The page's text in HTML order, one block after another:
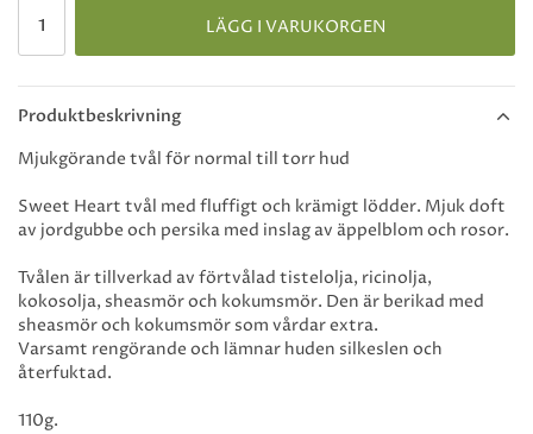
LÄGG I VARUKORGEN
Produktbeskrivning
Mjukgörande tvål för normal till torr hud
Sweet Heart tvål med fluffigt och krämigt lödder. Mjuk doft
av jordgubbe och persika med inslag av äppelblom och rosor.
Tvålen är tillverkad av förtvålad tistelolja, ricinolja,
kokosolja, sheasmör och kokumsmör. Den är berikad med
sheasmör och kokumsmör som vårdar extra.
Varsamt rengörande och lämnar huden silkeslen och
återfuktad.
110g.